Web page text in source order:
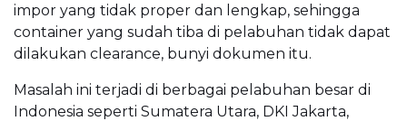
impor yang tidak proper dan lengkap, sehingga
container yang sudah tiba di pelabuhan tidak dapat
dilakukan clearance, bunyi dokumen itu.
Masalah ini terjadi di berbagai pelabuhan besar di
Indonesia seperti Sumatera Utara, DKI Jakarta,